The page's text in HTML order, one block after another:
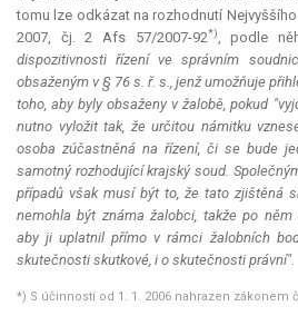
tomu lze odkázat na rozhodnutí
2007, čj. 2 Afs 57/2007-92*), podle
dispozitivnosti řízení ve správním
obsaženým v § 76 s. ř. s., jenž umožňuje
toho, aby byly obsaženy v žalobě, pokud
nutno vyložit tak, že určitou námitku
osoba zúčastněná na řízení, či se bude
samotný rozhodující krajský soud.
případů však musí být to, že tato zjištěná
nemohla být známa žalobci, takže po něm
aby ji uplatnil přímo v rámci žalobních
skutečnosti skutkové, i o skutečnosti právní".
*) S účinností od 1. 1. 2006 nahrazen zákonem